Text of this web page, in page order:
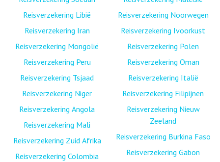
Reisverzekering Libië
Reisverzekering Iran
Reisverzekering Mongolië
Reisverzekering Peru
Reisverzekering Tsjaad
Reisverzekering Niger
Reisverzekering Angola
Reisverzekering Mali
Reisverzekering Zuid Afrika
Reisverzekering Colombia
Reisverzekering Noorwegen
Reisverzekering Ivoorkust
Reisverzekering Polen
Reisverzekering Oman
Reisverzekering Italië
Reisverzekering Filipijnen
Reisverzekering Nieuw
Zeeland
Reisverzekering Burkina Faso
Reisverzekering Gabon